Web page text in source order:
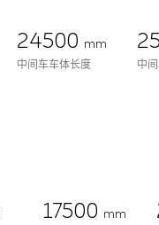
24500 mm
中间车车体长度
中
17500 mm